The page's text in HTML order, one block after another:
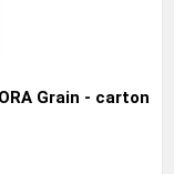
Grain - carton